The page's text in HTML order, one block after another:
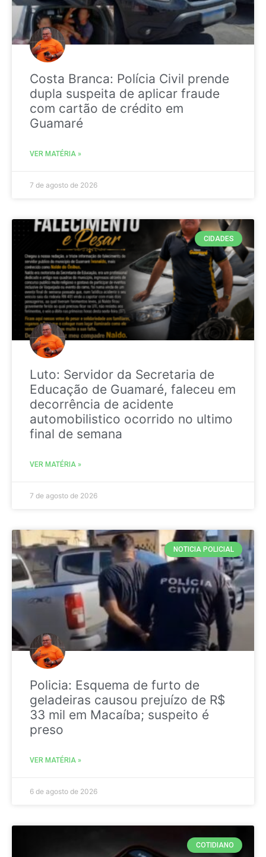
Costa Branca: Polícia Civil prende
dupla suspeita de aplicar fraude
com cartão de crédito em
Guamaré
VER MATÉRIA »
7 de agosto de 2026
CIDADES
Luto: Servidor da Secretaria de
Educação de Guamaré, faleceu em
decorrência de acidente
automobilistico ocorrido no ultimo
final de semana
VER MATÉRIA »
7 de agosto de 2026
NOTICIA POLICIAL
Policia: Esquema de furto de
geladeiras causou prejuízo de R$
33 mil em Macaíba; suspeito é
preso
VER MATÉRIA »
6 de agosto de 2026
COTIDIANO